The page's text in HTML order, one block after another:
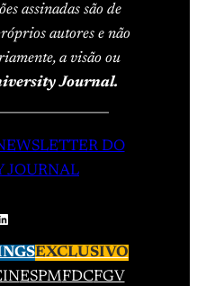
assinadas são de
autores e não
a visão ou
Journal.
DO
JOURNAL
EXCLUSIVO
ESPMFDCFGV